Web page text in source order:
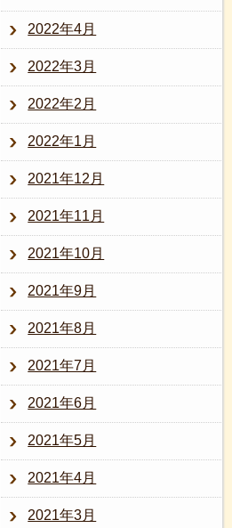
2022年4月
2022年3月
2022年2月
2022年1月
2021年12月
2021年11月
2021年10月
2021年9月
2021年8月
2021年7月
2021年6月
2021年5月
2021年4月
2021年3月